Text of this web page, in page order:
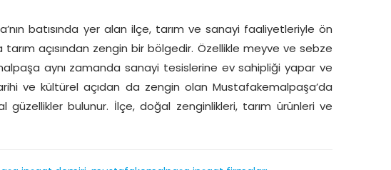
batısında yer alan ilçe, tarım ve sanayi faaliyetleriyle ön
açısından zengin bir bölgedir. Özellikle meyve ve sebze
aynı zamanda sanayi tesislerine ev sahipliği yapar ve
ve kültürel açıdan da zengin olan Mustafakemalpaşa’da
bulunur. İlçe, doğal zenginlikleri, tarım ürünleri ve